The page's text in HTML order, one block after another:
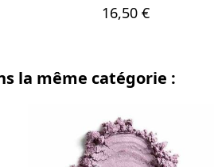
Prix
16,50 €
la même catégorie :